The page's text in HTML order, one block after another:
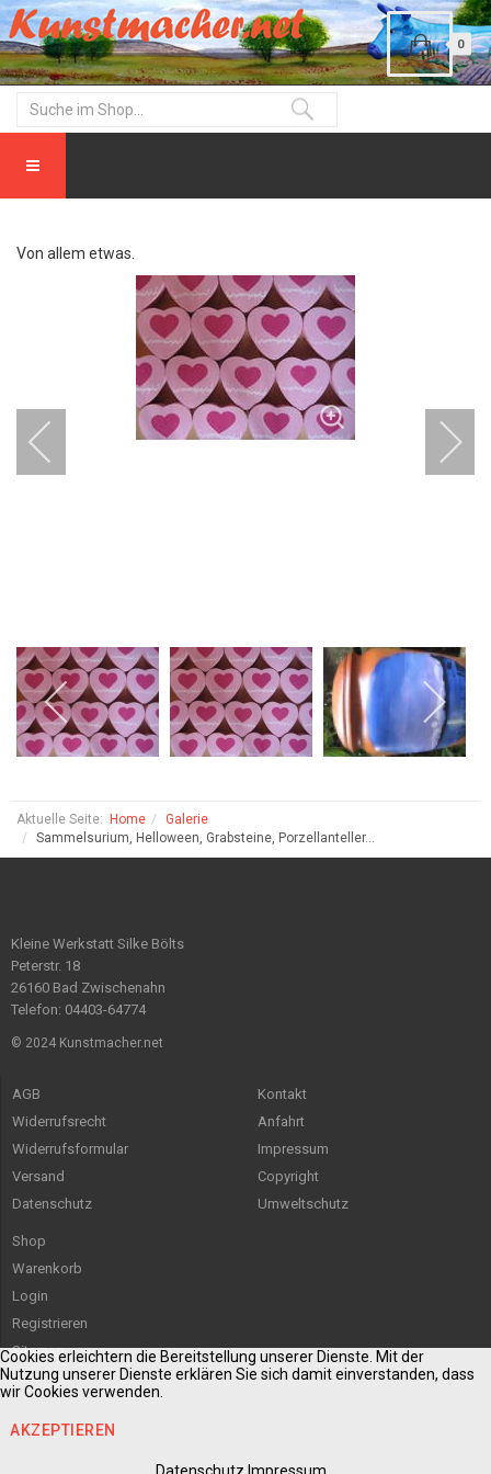
0
Von allem etwas.
Aktuelle Seite: Home
Galerie
Sammelsurium, Helloween, Grabsteine, Porzellanteller...
Kleine Werkstatt Silke Bölts
Peterstr. 18
26160 Bad Zwischenahn
Telefon: 04403-64774
© 2024 Kunstmacher.net
AGB
Widerrufsrecht
Widerrufsformular
Versand
Datenschutz
Kontakt
Anfahrt
Impressum
Copyright
Umweltschutz
Shop
Warenkorb
Login
Registrieren
Sitemap
Cookies erleichtern die Bereitstellung unserer Dienste. Mit der
Nutzung unserer Dienste erklären Sie sich damit einverstanden, dass
wir Cookies verwenden.
AKZEPTIEREN